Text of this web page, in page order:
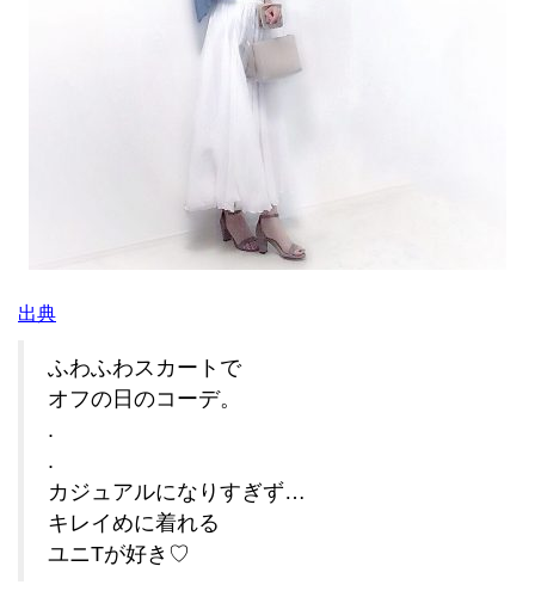
出典
ふわふわスカートで
オフの日のコーデ。
.
.
カジュアルになりすぎず…
キレイめに着れる
ユニTが好き♡